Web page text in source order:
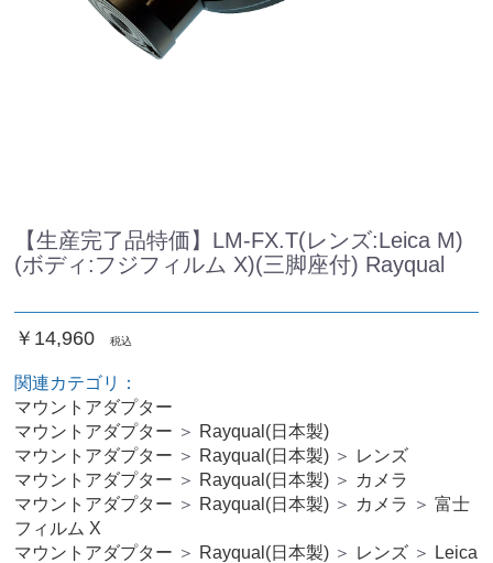
【生産完了品特価】LM-FX.T(レンズ:Leica M)
(ボディ:フジフィルム X)(三脚座付) Rayqual
￥14,960 税込
関連カテゴリ：
マウントアダプター
マウントアダプター ＞ Rayqual(日本製)
マウントアダプター ＞ Rayqual(日本製) ＞ レンズ
マウントアダプター ＞ Rayqual(日本製) ＞ カメラ
マウントアダプター ＞ Rayqual(日本製) ＞ カメラ ＞ 富士
フィルム X
マウントアダプター ＞ Rayqual(日本製) ＞ レンズ ＞
Leica